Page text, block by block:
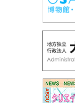
第95回 プラ
第93回 企画
第92回プラネ
第91回サイエ